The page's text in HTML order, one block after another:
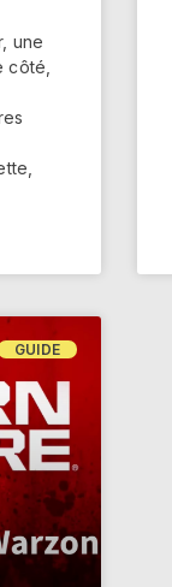
une
côté,
GUIDE